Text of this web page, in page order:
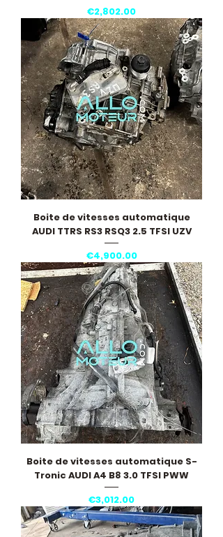
Price
€2,802.00
Boite de vitesses automatique
AUDI TTRS RS3 RSQ3 2.5 TFSI UZV
Price
€4,900.00
Boite de vitesses automatique S-
Tronic AUDI A4 B8 3.0 TFSI PWW
Price
€3,012.00